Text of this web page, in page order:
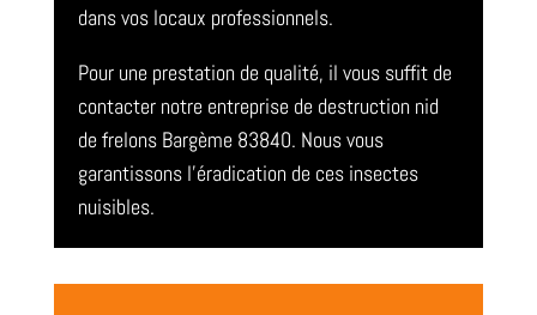
dans vos locaux professionnels.
Pour une prestation de qualité, il vous suffit de
contacter notre entreprise de destruction nid
de frelons Bargème 83840. Nous vous
garantissons l’éradication de ces insectes
nuisibles.